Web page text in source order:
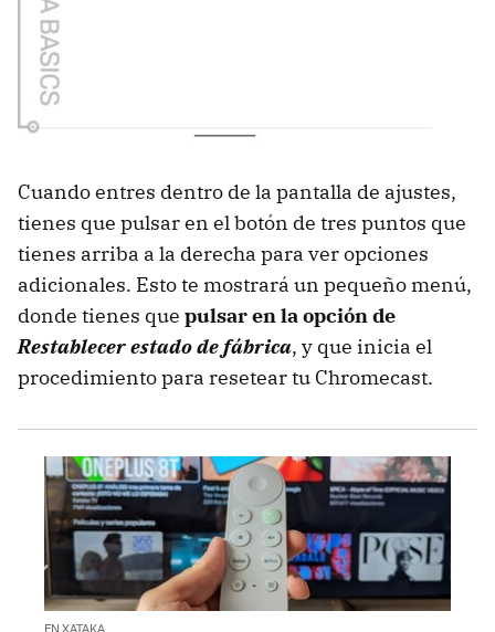
Cuando entres dentro de la pantalla de ajustes,
tienes que pulsar en el botón de tres puntos que
tienes arriba a la derecha para ver opciones
adicionales. Esto te mostrará un pequeño menú,
donde tienes que pulsar en la opción de
Restablecer estado de fábrica, y que inicia el
procedimiento para resetear tu Chromecast.
EN XATAKA